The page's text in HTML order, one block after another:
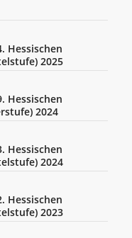
Hessischen
2025
Hessischen
2024
Hessischen
2024
Hessischen
2023